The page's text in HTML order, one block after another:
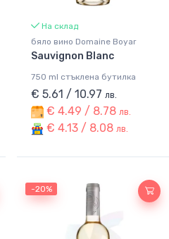
На склад
бяло вино Domaine Boyar
Sauvignon Blanc
750 ml стъклена бутилка
€ 5.61 / 10.97 лв.
€ 4.49 / 8.78 лв.
€ 4.13 / 8.08 лв.
-20%